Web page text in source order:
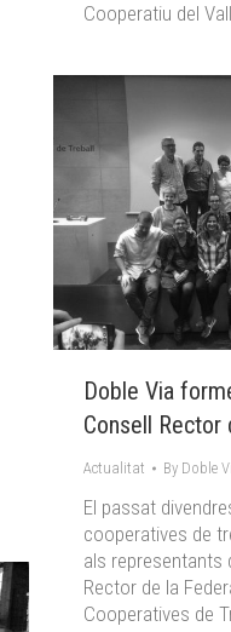
Cooperatiu del
Doble Via
Consell Rector
Actualitat By Doble
El passat
cooperatives de
als representants
Rector de la
Cooperatives de